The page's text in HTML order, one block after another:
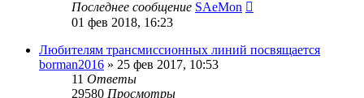
Последнее сообщение SAeMon
01 фев 2018, 16:23
Любителям трансмиссионных линий посвящается
borman2016 » 25 фев 2017, 10:53
11 Ответы
29580 Просмотры